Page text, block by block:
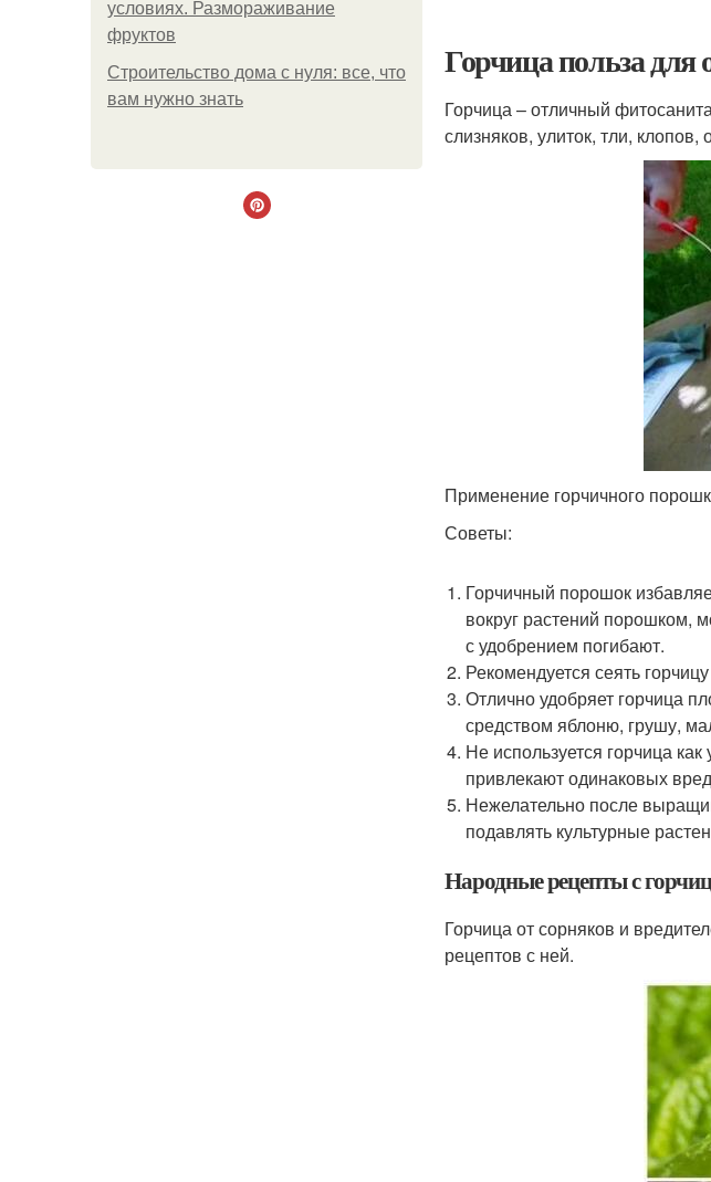
условиях. Размораживание
фруктов
Строительство дома с нуля: все, что
вам нужно знать
Горчица польза для
Горчица – отличный
слизняков, улиток, тли, клопов,
Применение горчичного
Советы:
Горчичный порошок
вокруг растений порошком,
с удобрением погибают.
Рекомендуется сеять
Отлично удобряет горчица
средством яблоню, грушу,
Не используется горчица
привлекают одинаковых
Нежелательно после
подавлять культурные
Народные рецепты с
Горчица от сорняков и
рецептов с ней.